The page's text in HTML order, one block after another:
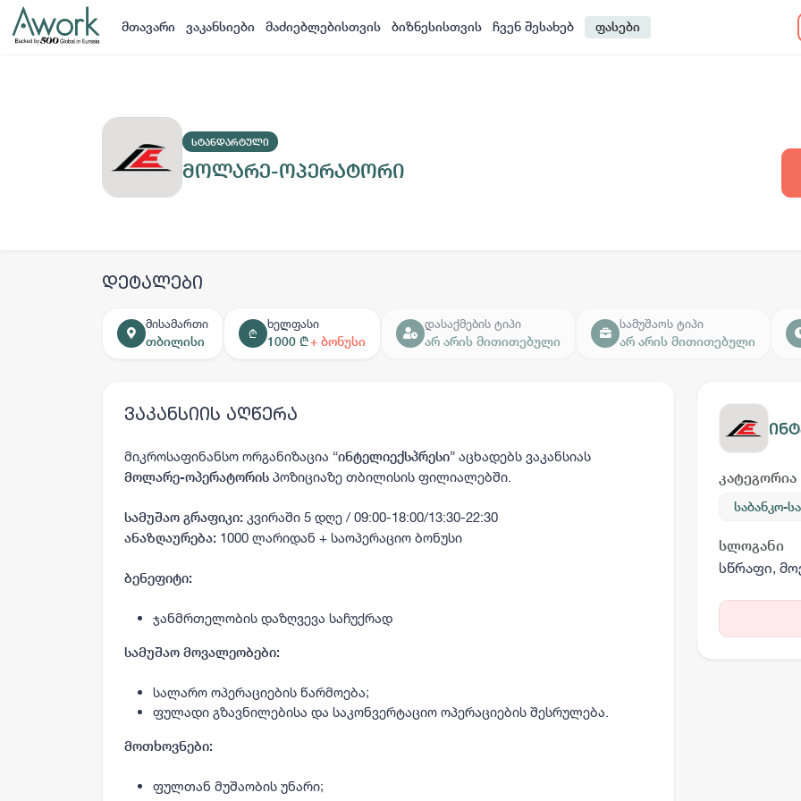
მთავარი ვაკანსიები მაძიებლებისთვის ბიზნესისთვის ჩვენ შესახებ ფასები
ᲡᲢᲐᲜᲓᲐᲠᲢᲣᲚᲘ
მოლარე-ოპერატორი
დეტალები
მისამართი
თბილისი
₾
ხელფასი
1000 ₾+ ბონუსი
დასაქმების ტიპი
არ არის მითითებული
სამუშაოს ტიპი
არ არის მითითებული
ვაკანსიის აღწერა
მიკროსაფინანსო ორგანიზაცია “ინტელიექსპრესი” აცხადებს ვაკანსიას
მოლარე-ოპერატორის პოზიციაზე თბილისის ფილიალებში.
სამუშაო გრაფიკი: კვირაში 5 დღე / 09:00-18:00/13:30-22:30
ანაზღაურება: 1000 ლარიდან + საოპერაციო ბონუსი
ბენეფიტი:
ჯანმრთელობის დაზღვევა საჩუქრად
სამუშაო მოვალეობები:
სალარო ოპერაციების წარმოება;
ფულადი გზავნილებისა და საკონვერტაციო ოპერაციების შესრულება.
მოთხოვნები:
ფულთან მუშაობის უნარი;
კატეგორია
საბანკო-
სლოგანი
სწრაფი,